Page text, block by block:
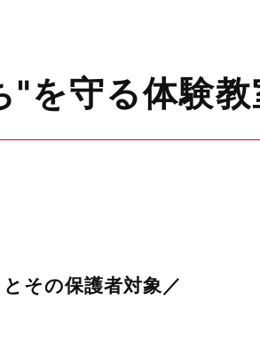
を守る体験教
その保護者対象／